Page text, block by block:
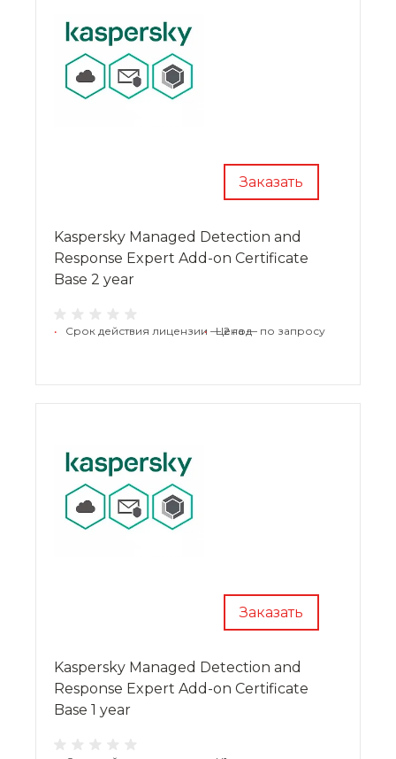
Заказать
Kaspersky Managed Detection and
Response Expert Add-on Certificate
Base 2 year
• Срок действия лицензии — 2 год
• Цена — по запросу
Заказать
Kaspersky Managed Detection and
Response Expert Add-on Certificate
Base 1 year